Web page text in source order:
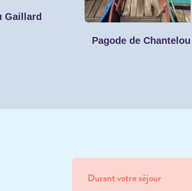
Gaillard
Pagode de Chanteloup
Durant votre séjour